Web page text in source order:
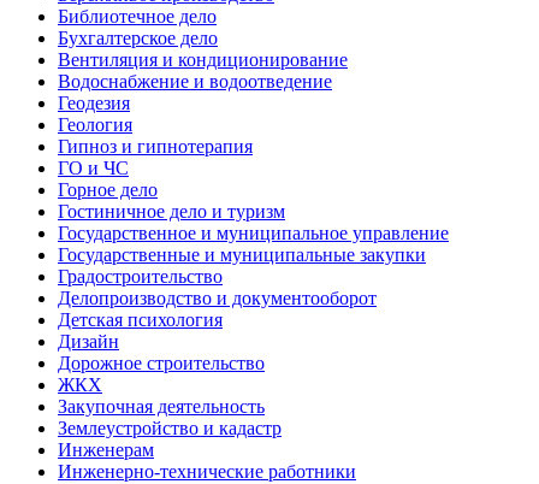
Библиотечное дело
Бухгалтерское дело
Вентиляция и кондиционирование
Водоснабжение и водоотведение
Геодезия
Геология
Гипноз и гипнотерапия
ГО и ЧС
Горное дело
Гостиничное дело и туризм
Государственное и муниципальное управление
Государственные и муниципальные закупки
Градостроительство
Делопроизводство и документооборот
Детская психология
Дизайн
Дорожное строительство
ЖКХ
Закупочная деятельность
Землеустройство и кадастр
Инженерам
Инженерно-технические работники